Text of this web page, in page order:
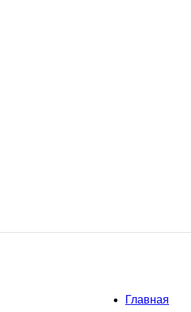
Главная